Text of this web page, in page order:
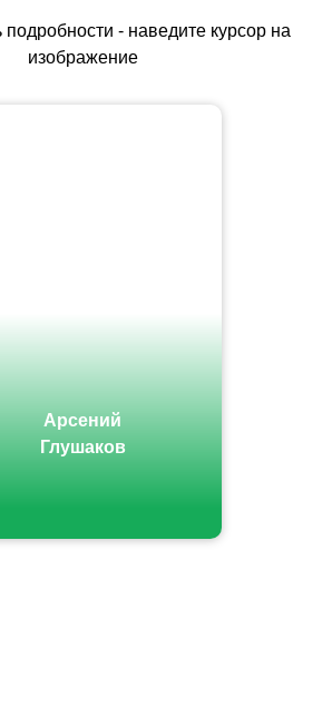
подробности - наведите курсор на
изображение
Арсений
Глушаков